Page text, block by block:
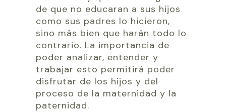
de que no educaran a sus hijos
como sus padres lo hicieron,
sino más bien que harán todo lo
contrario. La importancia de
poder analizar, entender y
trabajar esto permitirá poder
disfrutar de los hijos y del
proceso de la maternidad y la
paternidad.